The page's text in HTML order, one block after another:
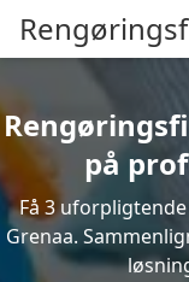
på
Få 3
Grenaa.